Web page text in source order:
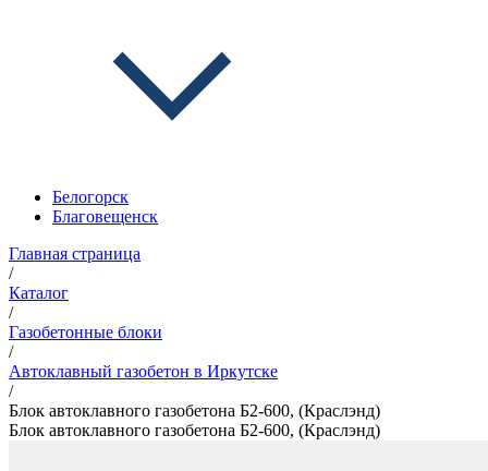
Белогорск
Благовещенск
Главная страница
/
Каталог
/
Газобетонные блоки
/
Автоклавный газобетон в Иркутске
/
Блок автоклавного газобетона Б2-600, (Краслэнд)
Блок автоклавного газобетона Б2-600, (Краслэнд)